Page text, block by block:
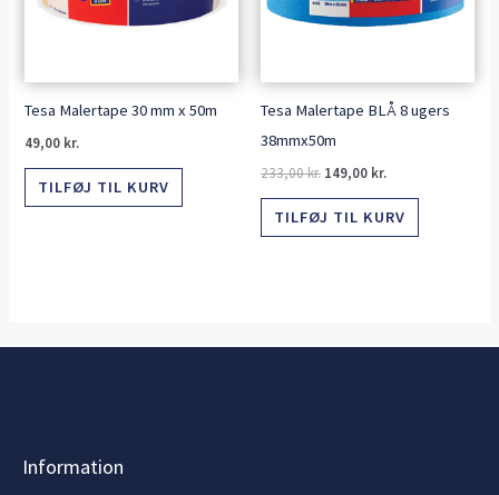
Tesa Malertape 30 mm x 50m
49,00 kr.
TILFØJ TIL KURV
Tesa Malertape BLÅ 8 ugers
38mmx50m
233,00kr. 149,00 kr.
TILFØJ TIL KURV
Information